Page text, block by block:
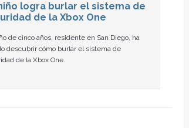
logra burlar el sistema de
de la Xbox One
de cinco años, residente en San Diego, ha
descubrir cómo burlar el sistema de
de la Xbox One.